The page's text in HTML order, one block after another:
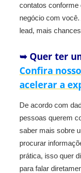
contatos conforme
negócio com
lead, mais
➥ Quer ter
Confira
acelerar a
De acordo com
pessoas querem
saber mais sobre
procurar
prática, isso quer
para falar